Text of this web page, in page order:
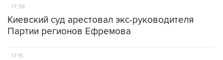
17:38
Киевский суд арестовал экс-руководителя
Партии регионов Ефремова
17:15